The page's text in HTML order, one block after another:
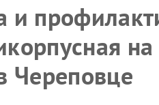
и
Череповце